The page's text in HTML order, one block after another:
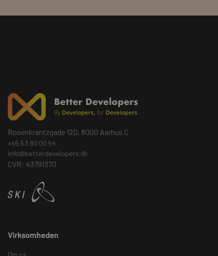
Rosenkrantzgade 12D, 8000 Aarhus C
+45 53 80 00 54
info@betterdevelopers.dk
CVR: 43791370
Virksomheden